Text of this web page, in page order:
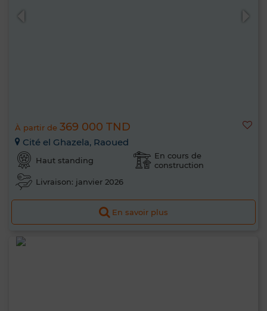
À partir de 369 000 TND
Cité el Ghazela, Raoued
Haut standing
En cours de
construction
Livraison: janvier 2026
En savoir plus